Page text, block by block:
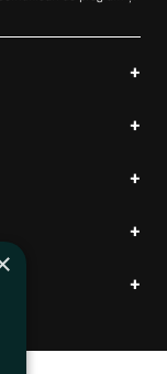
+
+
+
+
+